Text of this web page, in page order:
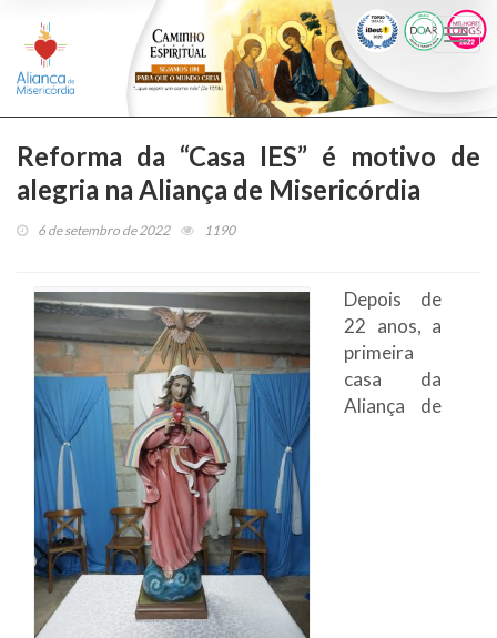
Reforma da “Casa IES” é motivo de
alegria na Aliança de Misericórdia
6 de setembro de 2022 1190
Depois de
22 anos, a
primeira
casa da
Aliança de